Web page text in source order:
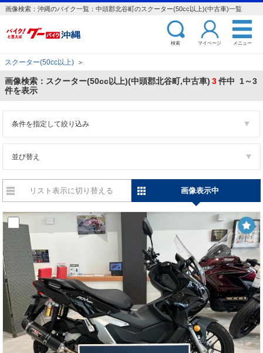
画像検索：沖縄のバイク一覧：中頭郡北谷町のスクーター(50cc以上)(中古車)一覧
検索 マイページ メニュー
スクーター(50cc以上) ＞
画像検索：スクーター(50cc以上)(中頭郡北谷町,中古車) 3件中 1～3
件を表示
条件を指定して絞り込み
並び替え
リスト表示に切り替える 画像表示中